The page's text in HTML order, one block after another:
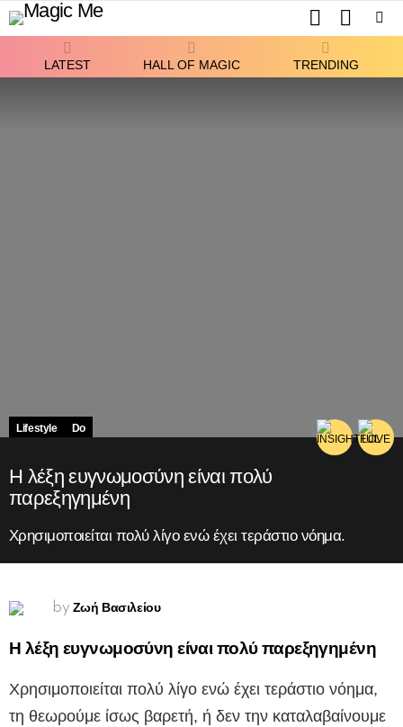
SWITCH
SKIN
LATEST HALL OF MAGIC TRENDING
Lifestyle Do
Η λέξη ευγνωμοσύνη είναι πολύ
παρεξηγημένη
Χρησιμοποιείται πολύ λίγο ενώ έχει τεράστιο νόημα.
by Ζωή Βασιλείου
Η λέξη ευγνωμοσύνη είναι πολύ παρεξηγημένη
Χρησιμοποιείται πολύ λίγο ενώ έχει τεράστιο νόημα,
τη θεωρούμε ίσως βαρετή, ή δεν την καταλαβαίνουμε